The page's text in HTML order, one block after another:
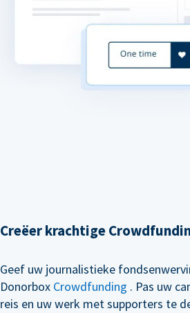
Creëer krachtige
Geef uw journalistieke
Donorbox Crowdfunding . Pas uw
reis en uw werk met supporters te